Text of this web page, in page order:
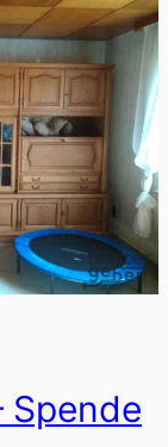
Spende